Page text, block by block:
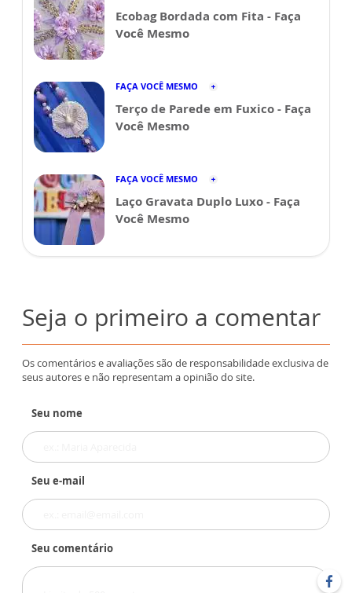
Ecobag Bordada com Fita - Faça
Você Mesmo
FAÇA VOCÊ MESMO
Terço de Parede em Fuxico - Faça
Você Mesmo
FAÇA VOCÊ MESMO
Laço Gravata Duplo Luxo - Faça
Você Mesmo
Seja o primeiro a comentar
Os comentários e avaliações são de responsabilidade exclusiva de
seus autores e não representam a opinião do site.
Seu nome
Seu e-mail
Seu comentário